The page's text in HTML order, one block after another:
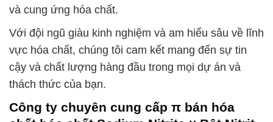
và cung ứng hóa chất.
Với đội ngũ giàu kinh nghiệm và am hiểu sâu về lĩnh
vực hóa chất, chúng tôi cam kết mang đến sự tin
cậy và chất lượng hàng đầu trong mọi dự án và
thách thức của bạn.
Công ty chuyên cung cấp π bán hóa